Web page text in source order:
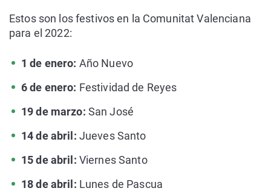
Estos son los festivos en la Comunitat Valenciana
para el 2022:
1 de enero: Año Nuevo
6 de enero: Festividad de Reyes
19 de marzo: San José
14 de abril: Jueves Santo
15 de abril: Viernes Santo
18 de abril: Lunes de Pascua